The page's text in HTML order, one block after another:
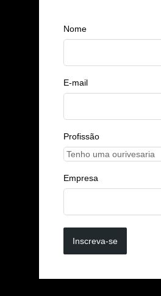
Nome
E-mail
Profissão
Empresa
Inscreva-se